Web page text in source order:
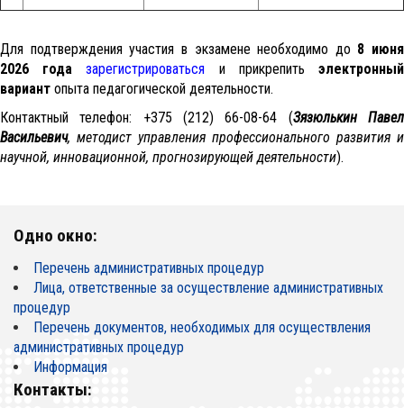
Для подтверждения участия в экзамене необходимо до 8 июня
2026 года
зарегистрироваться и прикрепитьэлектронный
вариант опыта педагогической деятельности.
Контактный телефон: +375 (212) 66-08-64 (Зязюлькин Павел
Васильевич, методист управления профессионального развития и
научной, инновационной, прогнозирующей деятельности).
Одно окно:
Перечень административных процедур
Лица, ответственные за осуществление административных
процедур
Перечень документов, необходимых для осуществления
административных процедур
Информация
Контакты: